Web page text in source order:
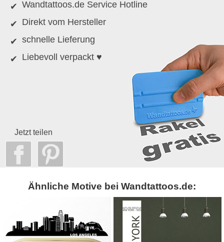
Wandtattoos.de Service Hotline
Direkt vom Hersteller
schnelle Lieferung
Liebevoll verpackt ♥
Jetzt teilen
Ähnliche Motive bei Wandtattoos.de: